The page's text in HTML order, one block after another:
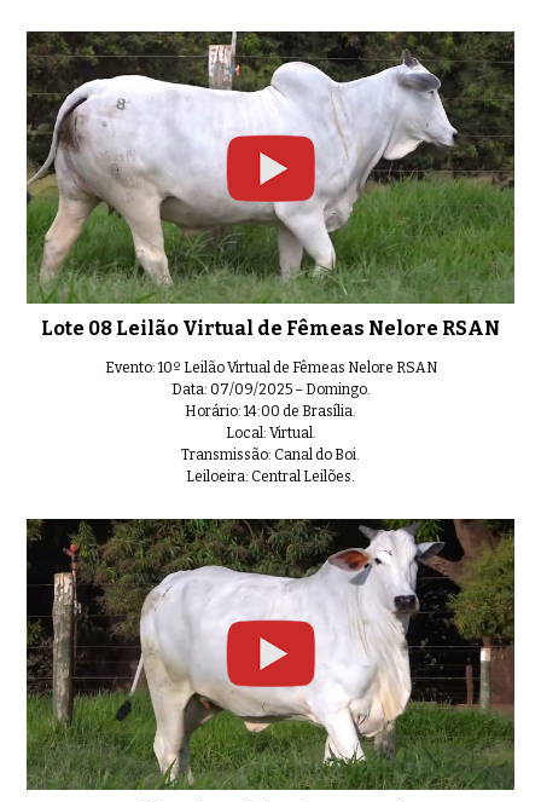
0:38 Lote 33 Leilão Virtual de Fêmeas
0:49 Lote 34 Leilão Virtual de
Lote 08 Leilão Virtual de Fêmeas Nelore RSAN
Evento: 10º Leilão Virtual de Fêmeas Nelore RSAN
Data: 07/09/2025 – Domingo.
Horário: 14:00 de Brasília.
Local: Virtual.
Transmissão: Canal do Boi.
Leiloeira: Central Leilões.